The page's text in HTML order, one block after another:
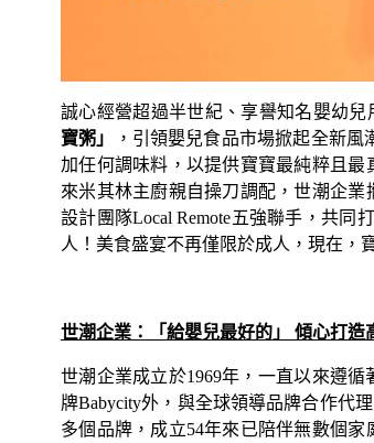
誠心經營超過半世紀、享譽知名嬰幼兒
寶粥」
，引領嬰兒食品市場掀起全新
加任何調味料，以提供寶寶最純粹且
來米其林主廚親自操刀調配，世潮企
設計團隊Local Remote五強聯手，共同
人！美食盛宴不再僅限於成人，現在，
世潮企業：「給嬰兒最好的」 傾心打造
世潮企業成立於1969年，一直以來遵
牌Babycity外，與全球領導品牌合作代
多個品牌，成立54年來已陪伴無數個